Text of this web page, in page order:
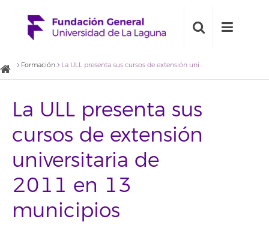
Formación La ULL presenta sus cursos de extensión universitaria de 2011 en 13 municipios
La ULL presenta sus
cursos de extensión
universitaria de
2011 en 13
municipios